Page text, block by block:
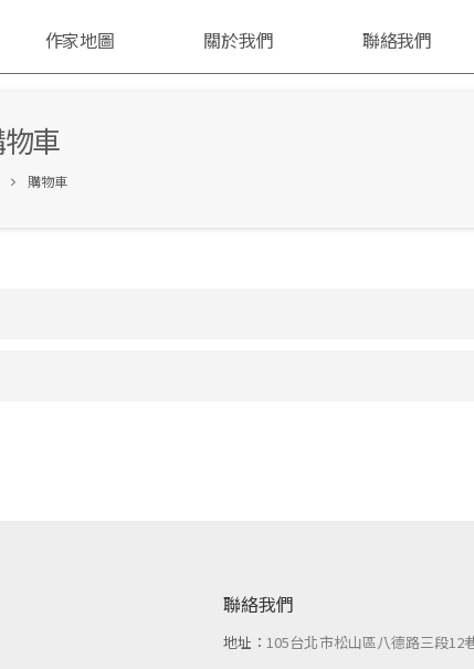
作家地圖 關於我們 聯絡我們
車
購物車
聯絡我們
地址： 105台北市松山區八德路三段12